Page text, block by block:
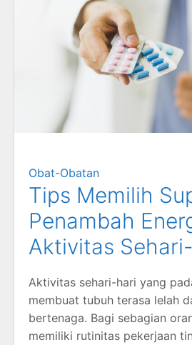
Obat-Obatan
Tips Memilih
Penambah
Aktivitas
Aktivitas sehari-hari yang
membuat tubuh terasa lelah
bertenaga. Bagi sebagian
memiliki rutinitas pekerjaan